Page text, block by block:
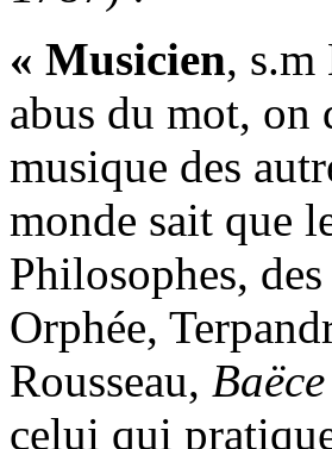
« Musicien, s.m
abus du mot, on
musique des
monde sait que
Philosophes,
Orphée,
Rousseau, Baëce
celui qui